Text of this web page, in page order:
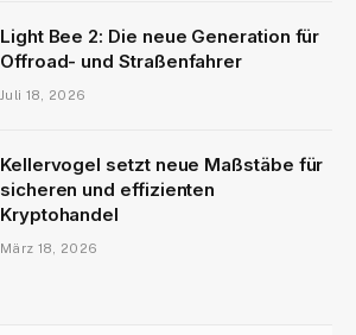
Light Bee 2: Die neue Generation für
Offroad- und Straßenfahrer
Juli 18, 2026
Kellervogel setzt neue Maßstäbe für
sicheren und effizienten
Kryptohandel
März 18, 2026